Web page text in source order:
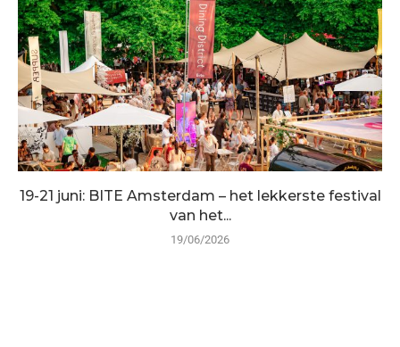
19-21 juni: BITE Amsterdam – het lekkerste festival
van het...
19/06/2026